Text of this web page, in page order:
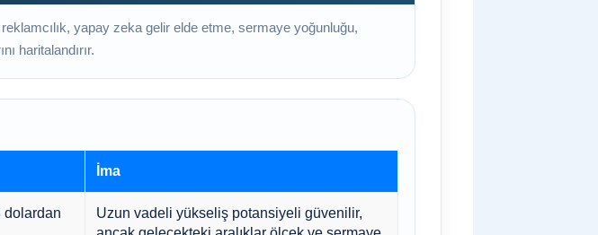
yapay zeka gelir elde etme, sermaye yoğunluğu,
haritalandırır.
İma
dolardan
Uzun vadeli yükseliş potansiyeli güvenilir,